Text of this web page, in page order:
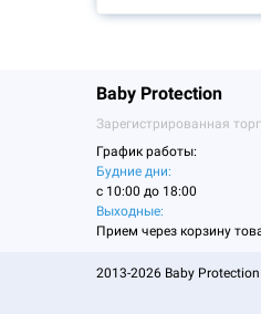
Baby Protection
Зарегистрированная
График работы:
Будние дни:
c 10:00 до 18:00
Выходные:
Прием через корзину
2013-2026 Baby